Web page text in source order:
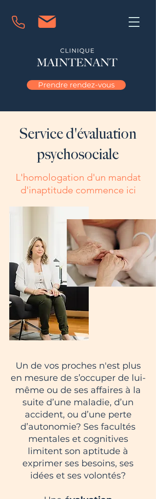
Prendre rendez-vous
Service d'évaluation
psychosociale
L'homologation d'un mandat
d'inaptitude commence ici
Un de vos proches n'est plus
en mesure de s’occuper de lui-
même ou de ses affaires à la
suite d’une maladie, d’un
accident, ou d’une perte
d’autonomie? Ses facultés
mentales et cognitives
limitent son aptitude à
exprimer ses besoins, ses
idées et ses volontés?